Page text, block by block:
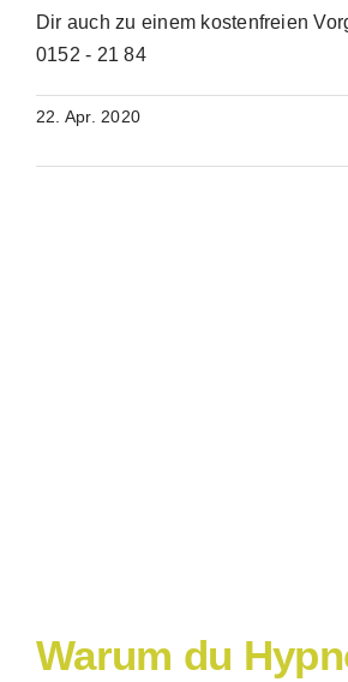
Dir auch zu einem kostenfreien
0152 - 21 84
22. Apr. 2020
Warum du